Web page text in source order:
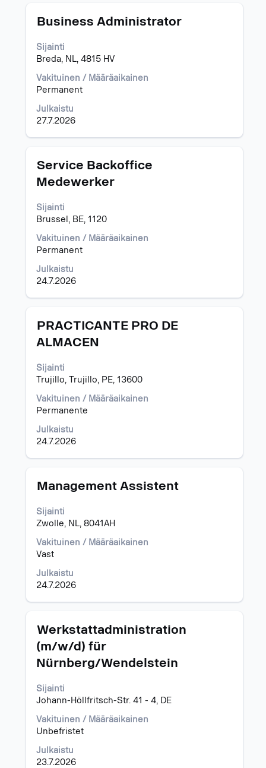
Ammattinimike
Business Administrator
Sijainti
Breda, NL, 4815 HV
Vakituinen / Määräaikainen
Permanent
Julkaistu
27.7.2026
Valitse
jos
haluat
työpaikan
kaikki
Ammattinimike
Service Backoffice
Medewerker
Sijainti
Brussel, BE, 1120
Vakituinen / Määräaikainen
Permanent
Julkaistu
24.7.2026
Valitse
jos
nähdä
työpaikan
kaikki
tiedot.
Ammattinimike
PRACTICANTE PRO DE
ALMACEN
Sijainti
Trujillo, Trujillo, PE, 13600
Vakituinen / Määräaikainen
Permanente
Julkaistu
24.7.2026
Valitse
jos
nähdä
työpaikan
kaikki
tiedot.
Ammattinimike
Management Assistent
Sijainti
Zwolle, NL, 8041AH
Vakituinen / Määräaikainen
Vast
Julkaistu
24.7.2026
Valitse
välilyöntinäppäimellä,
jos
haluat
työpaikan
kaikki
Ammattinimike
Werkstattadministration
(m/w/d) für
Nürnberg/Wendelstein
Sijainti
Johann-Höllfritsch-Str. 41 - 4, DE
Vakituinen / Määräaikainen
Unbefristet
Julkaistu
23.7.2026
Valitse
jos
haluat
työpaikan
kaikki